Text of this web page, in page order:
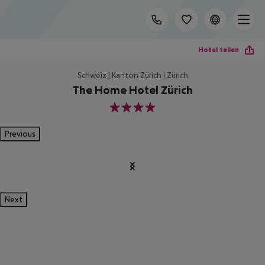
Hotel teilen
Schweiz | Kanton Zürich | Zürich
The Home Hotel Zürich
4
Previous
Next